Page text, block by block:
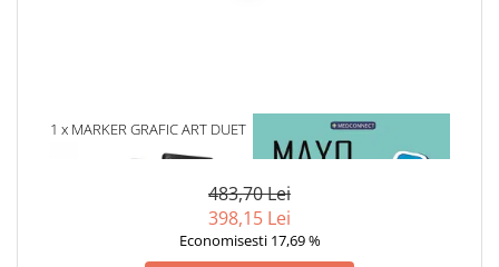
1 x MARKER GRAFIC ART DUET
SET 80
1 x MAYO CLINIC. CARTEA
ESENTIALA DESPRE DIABETUL
483,70 Lei
398,15 Lei
Economisesti 17,69 %